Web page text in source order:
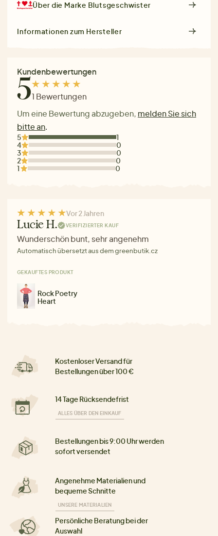
Über die Marke Blutsgeschwister
Informationen zum Hersteller
Kundenbewertungen
51 Bewertungen
Um eine Bewertung abzugeben, melden Sie sich
bitte an.
5
1
4
0
3
0
2
0
1
0
Vor 2 Jahren
Lucie H. VERIFIZIERTER KAUF
Wunderschön bunt, sehr angenehm
Automatisch übersetzt aus dem greenbutik.cz
GEKAUFTES PRODUKT
Rock Poetry
Heart
Kostenloser Versand für
Bestellungen über 100 €
14 Tage Rücksendefrist
ALLES ÜBER DEN EINKAUF
Bestellungen bis 9:00 Uhr werden
sofort versendet
Angenehme Materialien und
bequeme Schnitte
UNSERE MATERIALIEN
Persönliche Beratung bei der
Auswahl